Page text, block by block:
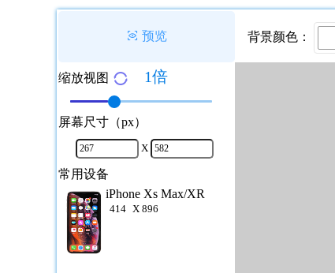
 预览
缩放视图  1倍
屏幕尺寸（px）
X
常用设备
iPhone Xs Max/XR
414 X 896
背景颜色：